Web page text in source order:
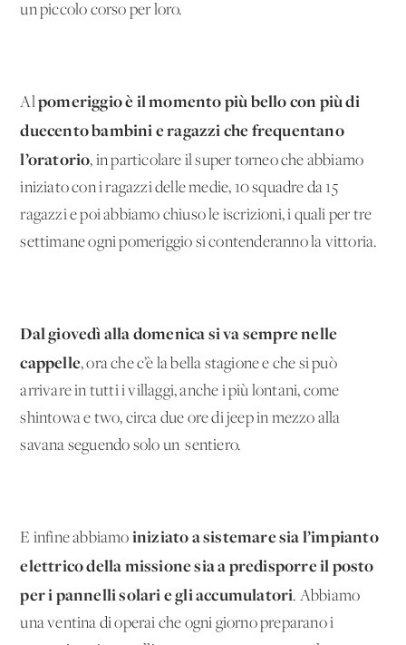
un piccolo corso per loro.
Alpomeriggio è il momento più bello con più di
duecento bambini e ragazzi che frequentano
l’oratorio, in particolare il super torneo che abbiamo
iniziato con i ragazzi delle medie, 10 squadre da 15
ragazzi e poi abbiamo chiuso le iscrizioni, i quali per tre
settimane ogni pomeriggio si contenderanno la vittoria.
Dal giovedì alla domenica si va sempre nelle
cappelle, ora che c’è la bella stagione e che si può
arrivare in tutti i villaggi, anche i più lontani, come
shintowa e two, circa due ore di jeep in mezzo alla
savana seguendo solo un sentiero.
E infine abbiamo iniziato a sistemare sia l’impianto
elettrico della missione sia a predisporre il posto
per i pannelli solari e gli accumulatori. Abbiamo
una ventina di operai che ogni giorno preparano i